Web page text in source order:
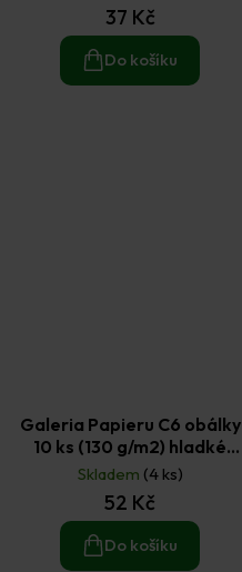
37 Kč
Do košíku
Galeria Papieru C6 obálky
10 ks (130 g/m2) hladké
světle zelené
Skladem (4 ks)
52 Kč
Do košíku